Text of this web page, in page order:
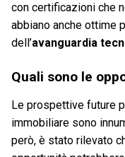
con certificazioni che
abbiano anche ottime
dell’avanguardia
Quali sono le
Le prospettive future
immobiliare sono
però, è stato rilevato